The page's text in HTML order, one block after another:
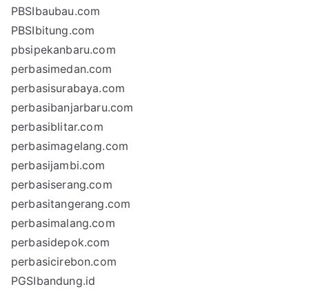
PBSIbaubau.com
PBSIbitung.com
pbsipekanbaru.com
perbasimedan.com
perbasisurabaya.com
perbasibanjarbaru.com
perbasiblitar.com
perbasimagelang.com
perbasijambi.com
perbasiserang.com
perbasitangerang.com
perbasimalang.com
perbasidepok.com
perbasicirebon.com
PGSIbandung.id